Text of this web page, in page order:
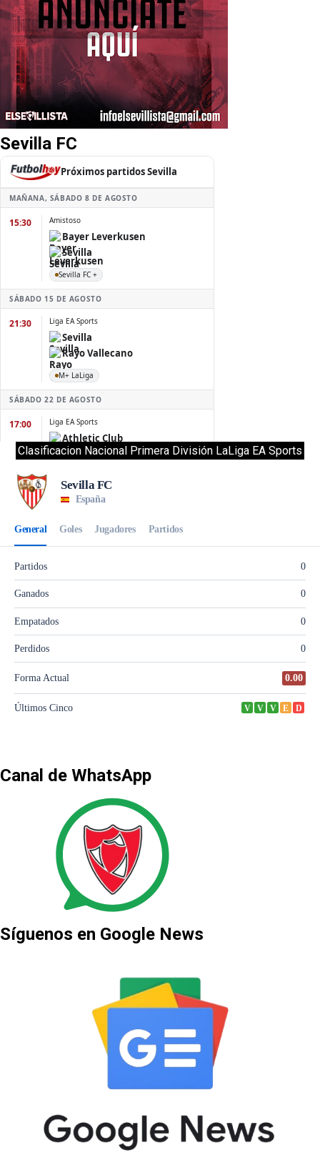
Sevilla FC
Clasificacion Nacional Primera División LaLiga EA Sports
Canal de WhatsApp
Síguenos en Google News